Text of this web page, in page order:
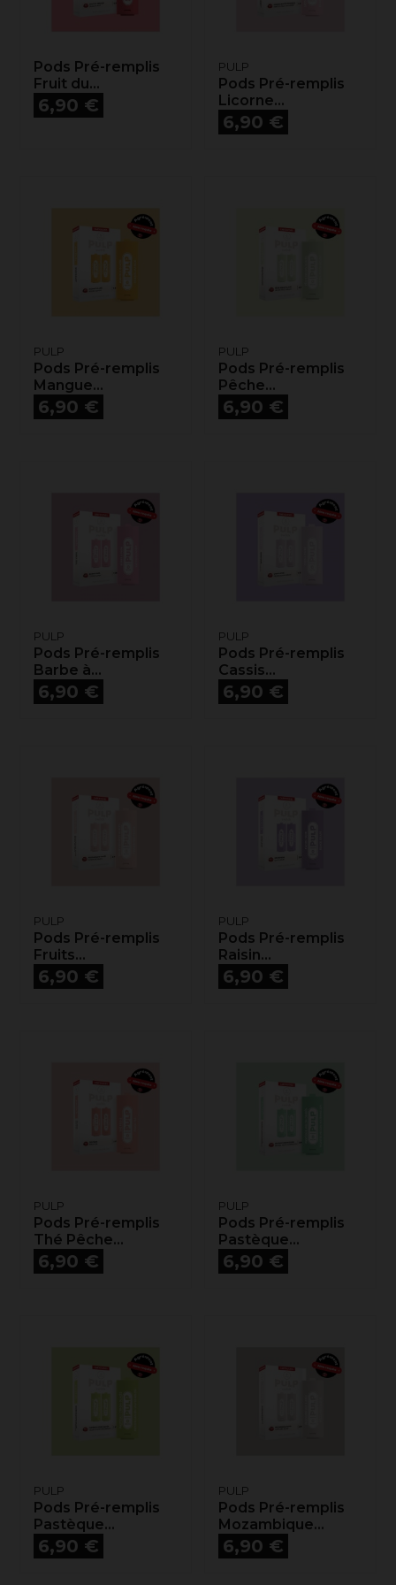
Pods Pré-remplis
Fruit du...
Prix
6,90 €
PULP
Pods Pré-remplis
Licorne...
Prix
6,90 €
PULP
Pods Pré-remplis
Mangue...
Prix
6,90 €
PULP
Pods Pré-remplis
Pêche...
Prix
6,90 €
PULP
Pods Pré-remplis
Barbe à...
Prix
6,90 €
PULP
Pods Pré-remplis
Cassis...
Prix
6,90 €
PULP
Pods Pré-remplis
Fruits...
Prix
6,90 €
PULP
Pods Pré-remplis
Raisin...
Prix
6,90 €
PULP
Pods Pré-remplis
Thé Pêche...
Prix
6,90 €
PULP
Pods Pré-remplis
Pastèque...
Prix
6,90 €
PULP
Pods Pré-remplis
Pastèque...
Prix
6,90 €
PULP
Pods Pré-remplis
Mozambique...
Prix
6,90 €